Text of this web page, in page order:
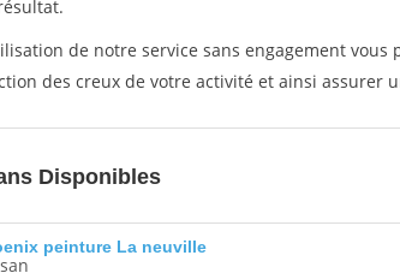
de notre service sans engagement
des creux de votre activité et ainsi assurer
Disponibles
peinture La neuville